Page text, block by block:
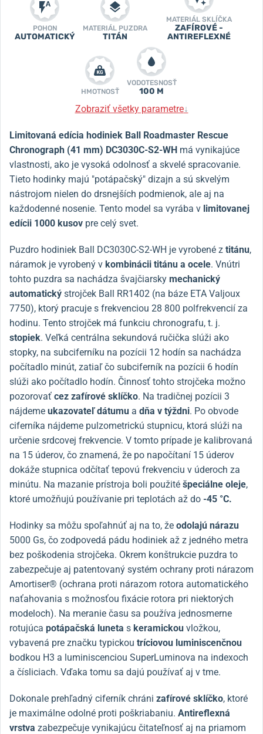
POHON
AUTOMATICKÝ
MATERIÁL PUZDRA
TITÁN
MATERIÁL SKLÍČKA
ZAFÍROVÉ -
ANTIREFLEXNÉ
HMOTNOSŤ
VODOTESNOSŤ
100 M
Zobraziť všetky parametre↓
Limitovaná edícia hodiniek Ball Roadmaster Rescue
Chronograph (41 mm) DC3030C-S2-WH má vynikajúce
vlastnosti, ako je vysoká odolnosť a skvelé spracovanie.
Tieto hodinky majú "potápačský" dizajn a sú skvelým
nástrojom nielen do drsnejších podmienok, ale aj na
každodenné nosenie. Tento model sa vyrába v limitovanej
edícii 1000 kusov pre celý svet.
Puzdro hodiniek Ball DC3030C-S2-WH je vyrobené z titánu,
náramok je vyrobený v kombinácii titánu a ocele. Vnútri
tohto puzdra sa nachádza švajčiarsky mechanický
automatický strojček Ball RR1402 (na báze ETA Valjoux
7750), ktorý pracuje s frekvenciou 28 800 polfrekvencií za
hodinu. Tento strojček má funkciu chronografu, t. j.
stopiek. Veľká centrálna sekundová ručička slúži ako
stopky, na subciferníku na pozícii 12 hodín sa nachádza
počítadlo minút, zatiaľ čo subciferník na pozícii 6 hodín
slúži ako počítadlo hodín. Činnosť tohto strojčeka možno
pozorovať cez zafírové sklíčko. Na tradičnej pozícii 3
nájdeme ukazovateľ dátumu a dňa v týždni. Po obvode
ciferníka nájdeme pulzometrickú stupnicu, ktorá slúži na
určenie srdcovej frekvencie. V tomto prípade je kalibrovaná
na 15 úderov, čo znamená, že po napočítaní 15 úderov
dokáže stupnica odčítať tepovú frekvenciu v úderoch za
minútu. Na mazanie prístroja boli použité špeciálne oleje,
ktoré umožňujú používanie pri teplotách až do -45 °C.
Hodinky sa môžu spoľahnúť aj na to, že odolajú nárazu
5000 Gs, čo zodpovedá pádu hodiniek až z jedného metra
bez poškodenia strojčeka. Okrem konštrukcie puzdra to
zabezpečuje aj patentovaný systém ochrany proti nárazom
Amortiser® (ochrana proti nárazom rotora automatického
naťahovania s možnosťou fixácie rotora pri niektorých
modeloch). Na meranie času sa používa jednosmerne
rotujúca potápačská luneta s keramickou vložkou,
vybavená pre značku typickou tríciovou luminiscenčnou
bodkou H3 a luminiscenciou SuperLuminova na indexoch
a čísliciach. Vďaka tomu sa dajú používať aj v tme.
Dokonale prehľadný ciferník chráni zafírové sklíčko, ktoré
je maximálne odolné proti poškriabaniu. Antireflexná
vrstva zabezpečuje vynikajúcu čitateľnosť aj na priamom